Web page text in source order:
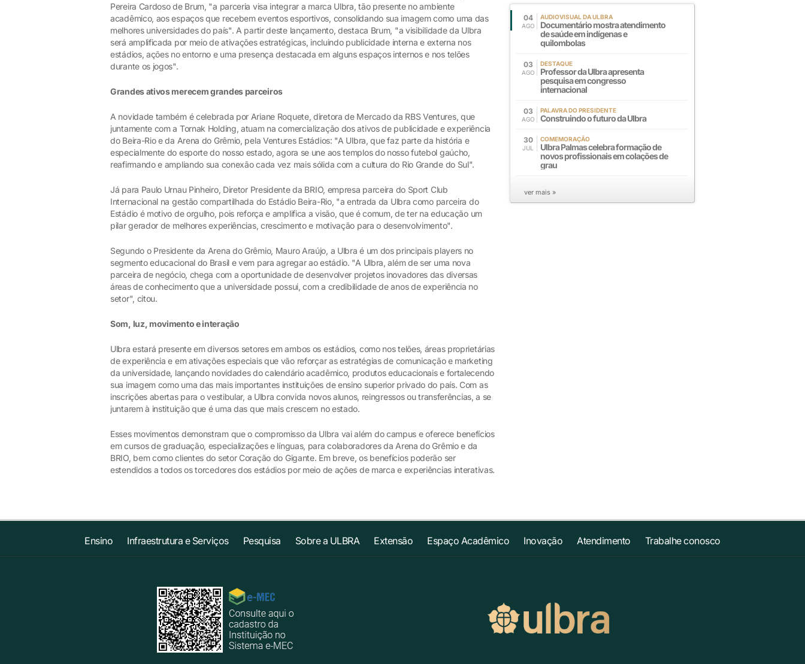
Pereira Cardoso de Brum, "a parceria visa integrar a marca Ulbra, tão presente no ambiente
acadêmico, aos espaços que recebem eventos esportivos, consolidando sua imagem como uma das
melhores universidades do país". A partir deste lançamento, destaca Brum, "a visibilidade da Ulbra
será amplificada por meio de ativações estratégicas, incluindo publicidade interna e externa nos
estádios, ações no entorno e uma presença destacada em alguns espaços internos e nos telões
durante os jogos".
Grandes ativos merecem grandes parceiros
A novidade também é celebrada por Ariane Roquete, diretora de Mercado da RBS Ventures, que
juntamente com a Tornak Holding, atuam na comercialização dos ativos de publicidade e experiência
do Beira-Rio e da Arena do Grêmio, pela Ventures Estádios: "A Ulbra, que faz parte da história e
especialmente do esporte do nosso estado, agora se une aos templos do nosso futebol gaúcho,
reafirmando e ampliando sua conexão cada vez mais sólida com a cultura do Rio Grande do Sul".
Já para Paulo Urnau Pinheiro, Diretor Presidente da BRIO, empresa parceira do Sport Club
Internacional na gestão compartilhada do Estádio Beira-Rio, "a entrada da Ulbra como parceira do
Estádio é motivo de orgulho, pois reforça e amplifica a visão, que é comum, de ter na educação um
pilar gerador de melhores experiências, crescimento e motivação para o desenvolvimento".
Segundo o Presidente da Arena do Grêmio, Mauro Araújo, a Ulbra é um dos principais players no
segmento educacional do Brasil e vem para agregar ao estádio. "A Ulbra, além de ser uma nova
parceira de negócio, chega com a oportunidade de desenvolver projetos inovadores das diversas
áreas de conhecimento que a universidade possui, com a credibilidade de anos de experiência no
setor", citou.
Som, luz, movimento e interação
Ulbra estará presente em diversos setores em ambos os estádios, como nos telões, áreas proprietárias
de experiência e em ativações especiais que vão reforçar as estratégias de comunicação e marketing
da universidade, lançando novidades do calendário acadêmico, produtos educacionais e fortalecendo
sua imagem como uma das mais importantes instituições de ensino superior privado do país. Com as
inscrições abertas para o vestibular, a Ulbra convida novos alunos, reingressos ou transferências, a se
juntarem à instituição que é uma das que mais crescem no estado.
Esses movimentos demonstram que o compromisso da Ulbra vai além do campus e oferece benefícios
em cursos de graduação, especializações e línguas, para colaboradores da Arena do Grêmio e da
BRIO, bem como clientes do setor Coração do Gigante. Em breve, os benefícios poderão ser
estendidos a todos os torcedores dos estádios por meio de ações de marca e experiências interativas.
04
AGO
AUDIOVISUAL DA ULBRA
Documentário mostra atendimento
de saúde em indígenas e
quilombolas
03
AGO
DESTAQUE
Professor da Ulbra apresenta
pesquisa em congresso
internacional
03
AGO
PALAVRA DO PRESIDENTE
Construindo o futuro da Ulbra
30
JUL
COMEMORAÇÃO
Ulbra Palmas celebra formação de
novos profissionais em colações de
grau
ver mais »
Ensino Infraestrutura e Serviços Pesquisa Sobre a ULBRA Extensão Espaço Acadêmico Inovação Atendimento Trabalhe conosco